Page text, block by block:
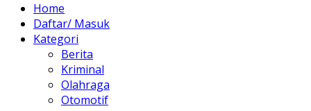
Home
Daftar/ Masuk
Kategori
Berita
Kriminal
Olahraga
Otomotif